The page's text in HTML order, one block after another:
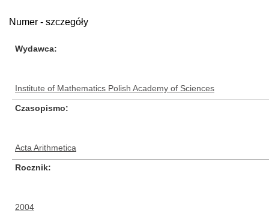
Numer - szczegóły
Wydawca
Institute of Mathematics Polish Academy of Sciences
Czasopismo
Acta Arithmetica
Rocznik
2004